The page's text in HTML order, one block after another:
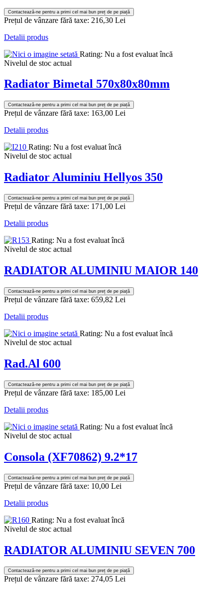
Contactează-ne pentru a primi cel mai bun preț de pe piață
Prețul de vânzare fără taxe: 216,30 Lei
Detalii produs
Rating: Nu a fost evaluat încă
Nivelul de stoc actual
Radiator Bimetal 570x80x80mm
Contactează-ne pentru a primi cel mai bun preț de pe piață
Prețul de vânzare fără taxe: 163,00 Lei
Detalii produs
Rating: Nu a fost evaluat încă
Nivelul de stoc actual
Radiator Aluminiu Hellyos 350
Contactează-ne pentru a primi cel mai bun preț de pe piață
Prețul de vânzare fără taxe: 171,00 Lei
Detalii produs
Rating: Nu a fost evaluat încă
Nivelul de stoc actual
RADIATOR ALUMINIU MAIOR 140
Contactează-ne pentru a primi cel mai bun preț de pe piață
Prețul de vânzare fără taxe: 659,82 Lei
Detalii produs
Rating: Nu a fost evaluat încă
Nivelul de stoc actual
Rad.Al 600
Contactează-ne pentru a primi cel mai bun preț de pe piață
Prețul de vânzare fără taxe: 185,00 Lei
Detalii produs
Rating: Nu a fost evaluat încă
Nivelul de stoc actual
Consola (XF70862) 9.2*17
Contactează-ne pentru a primi cel mai bun preț de pe piață
Prețul de vânzare fără taxe: 10,00 Lei
Detalii produs
Rating: Nu a fost evaluat încă
Nivelul de stoc actual
RADIATOR ALUMINIU SEVEN 700
Contactează-ne pentru a primi cel mai bun preț de pe piață
Prețul de vânzare fără taxe: 274,05 Lei